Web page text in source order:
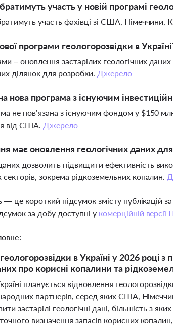
участь у новій програмі
участь фахівці зі США, Німеччини,
програми геологорозвідки в
– оновлення застарілих геологічних
ділянок для розробки. Джерело
нова програма з існуючим
не пов’язана з існуючим фондом у $150
від США. Джерело
має оновлення геологічних даних
дозволить підвищити ефективність
секторів, зокрема рідкоземельних копалин.
— це короткий підсумок змісту
за добу доступні у комерційній
в Україні у 2026
про корисні копалини та
планується відновлення
партнерів, серед яких США,
застарілі геологічні дані, більшість з
визначення запасів корисних